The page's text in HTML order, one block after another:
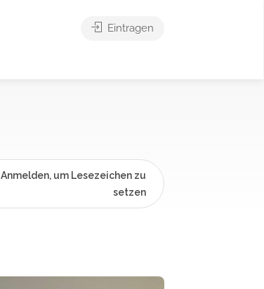
Eintragen
Anmelden, um Lesezeichen zu
setzen